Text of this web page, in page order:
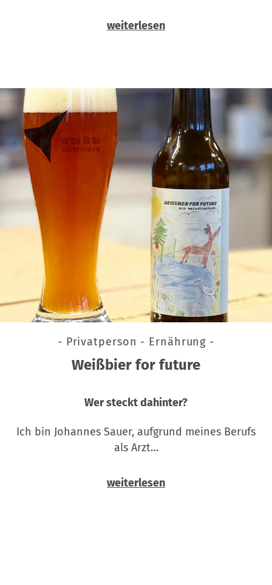
weiterlesen
- Privatperson - Ernährung -
Weißbier for future
Wer steckt dahinter?
Ich bin Johannes Sauer, aufgrund meines Berufs
als Arzt…
weiterlesen